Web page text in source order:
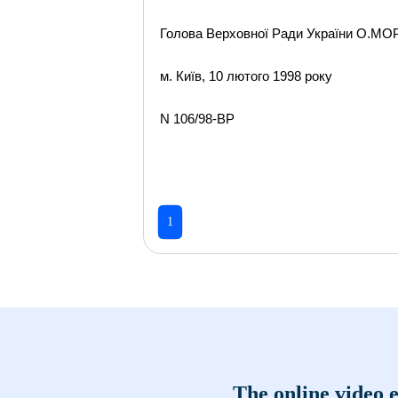
Голова Верховної Ради України
м. Київ, 10 лютого 1998 року
N 106/98-ВР
1